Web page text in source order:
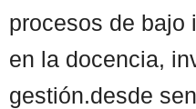
procesos de bajo
en la docencia,
gestión.desde